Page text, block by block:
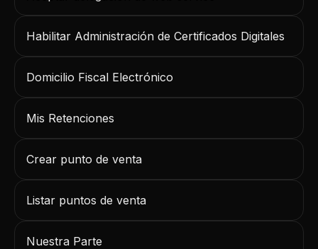
Habilitar Administración de Certificados Digitales
Domicilio Fiscal Electrónico
Mis Retenciones
Crear punto de venta
Listar puntos de venta
Nuestra Parte